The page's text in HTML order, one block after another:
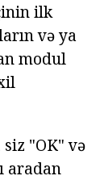
ilk
və ya
modul
"OK" və
aradan